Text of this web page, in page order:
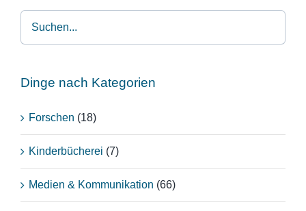
Dinge nach Kategorien
Forschen (18)
Kinderbücherei (7)
Medien & Kommunikation (66)